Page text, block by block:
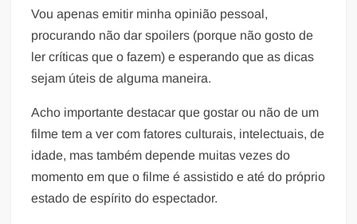
Vou apenas emitir minha opinião pessoal,
procurando não dar spoilers (porque não gosto de
ler críticas que o fazem) e esperando que as dicas
sejam úteis de alguma maneira.
Acho importante destacar que gostar ou não de um
filme tem a ver com fatores culturais, intelectuais, de
idade, mas também depende muitas vezes do
momento em que o filme é assistido e até do próprio
estado de espírito do espectador.